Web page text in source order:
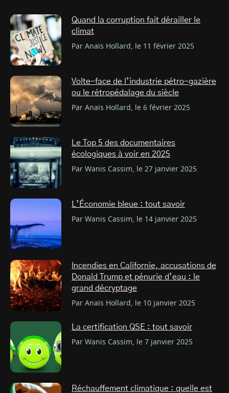
Quand la corruption fait dérailler le
climat
Par Anaïs Hollard, le 11 février 2025
Volte-face de l’industrie pétro-gazière
ou le rétropédalage du siècle
Par Anaïs Hollard, le 6 février 2025
Le Top 5 des documentaires
écologiques à voir en 2025
Par Wanis Cassim, le 27 janvier 2025
L’Économie bleue : tout savoir
Par Wanis Cassim, le 14 janvier 2025
Incendies en Californie, accusations de
Donald Trump et pénurie d’eau : le
grand décryptage
Par Anaïs Hollard, le 10 janvier 2025
La certification QSE : tout savoir
Par Wanis Cassim, le 7 janvier 2025
Réchauffement climatique : quelle est